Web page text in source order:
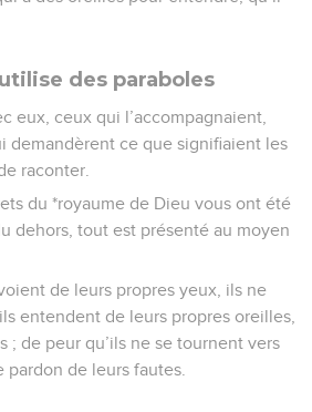
des paraboles
eux, ceux qui l’accompagnaient,
demandèrent ce que signifiaient les
raconter.
du *royaume de Dieu vous ont été
dehors, tout est présenté au moyen
de leurs propres yeux, ils ne
entendent de leurs propres oreilles,
; de peur qu’ils ne se tournent vers
de leurs fautes.